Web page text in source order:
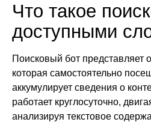
Что такое
доступными
Поисковый бот представляет
которая самостоятельно
аккумулирует сведения о
работает круглосуточно,
анализируя текстовое